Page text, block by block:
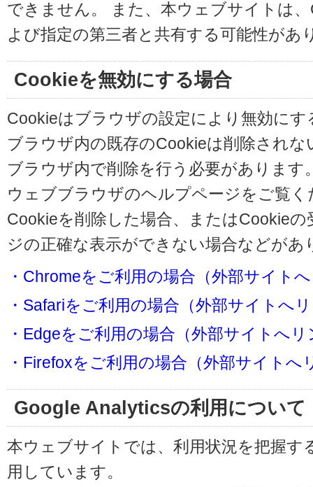
できません。 また、本ウェブサイトは
よび指定の第三者と共有する可能性があ
Cookieを無効にする場合
Cookieはブラウザの設定により無効に
ブラウザ内の既存のCookieは削除され
ブラウザ内で削除を行う必要があります
ウェブブラウザのヘルプページをご覧く
Cookieを削除した場合、またはCookie
ジの正確な表示ができない場合などが
・Chromeをご利用の場合（外部サイト
・Safariをご利用の場合（外部サイトへ
・Edgeをご利用の場合（外部サイトへリ
・Firefoxをご利用の場合（外部サイトへ
Google Analyticsの利用について
本ウェブサイトでは、利用状況を把握す
用しています。